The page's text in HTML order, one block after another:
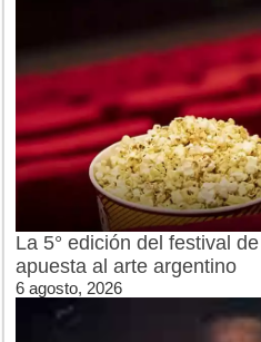
La 5° edición del festival
apuesta al arte argentino
6 agosto, 2026